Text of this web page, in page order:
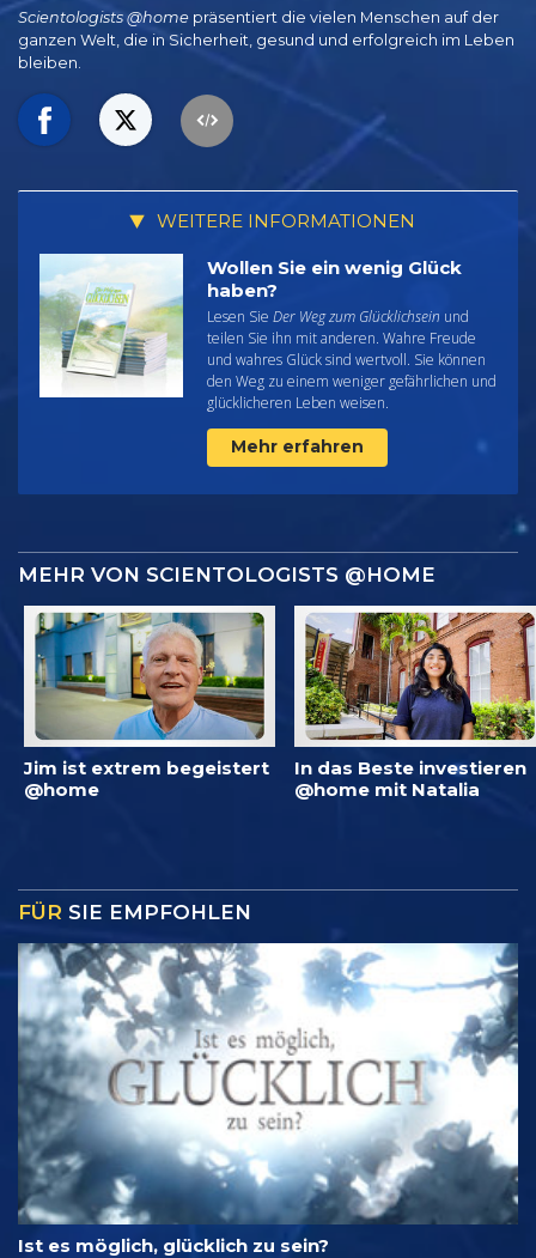
Scientologists @home präsentiert die vielen Menschen auf der
ganzen Welt, die in Sicherheit, gesund und erfolgreich im Leben
bleiben.
WEITERE INFORMATIONEN
Wollen Sie ein wenig Glück
haben?
Lesen Sie Der Weg zum Glücklichsein und
teilen Sie ihn mit anderen. Wahre Freude
und wahres Glück sind wertvoll. Sie können
den Weg zu einem weniger gefährlichen und
glücklicheren Leben weisen.
Mehr erfahren
MEHR VON SCIENTOLOGISTS @HOME
Jim ist extrem begeistert
@home
In das Beste investieren
@home mit Natalia
FÜR SIE EMPFOHLEN
Ist es möglich, glücklich zu sein?